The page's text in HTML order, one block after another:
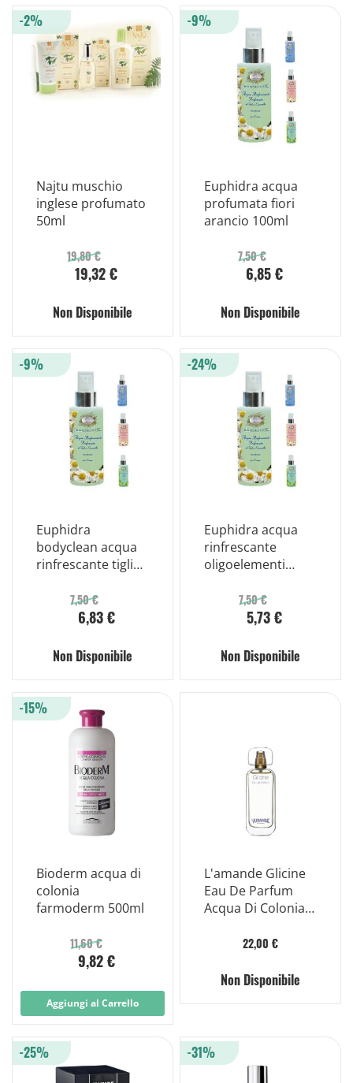
Najtu muschio
inglese profumato
50ml
19,80 €
19,32 €
-2%
Non Disponibile
Euphidra acqua
profumata fiori
arancio 100ml
7,50 €
6,85 €
-9%
Non Disponibile
Euphidra
bodyclean acqua
rinfrescante tiglio
7,50 €
6,83 €
-9%
Non Disponibile
Euphidra acqua
rinfrescante
oligoelementi
7,50 €
5,73 €
-24%
Non Disponibile
Bioderm acqua di
colonia
farmoderm 500ml
11,60 €
9,82 €
-15%
Aggiungi al Carrello
L'amande Glicine
Eau De Parfum
Acqua Di Colonia
22,00 €
Non Disponibile
-25% -31%